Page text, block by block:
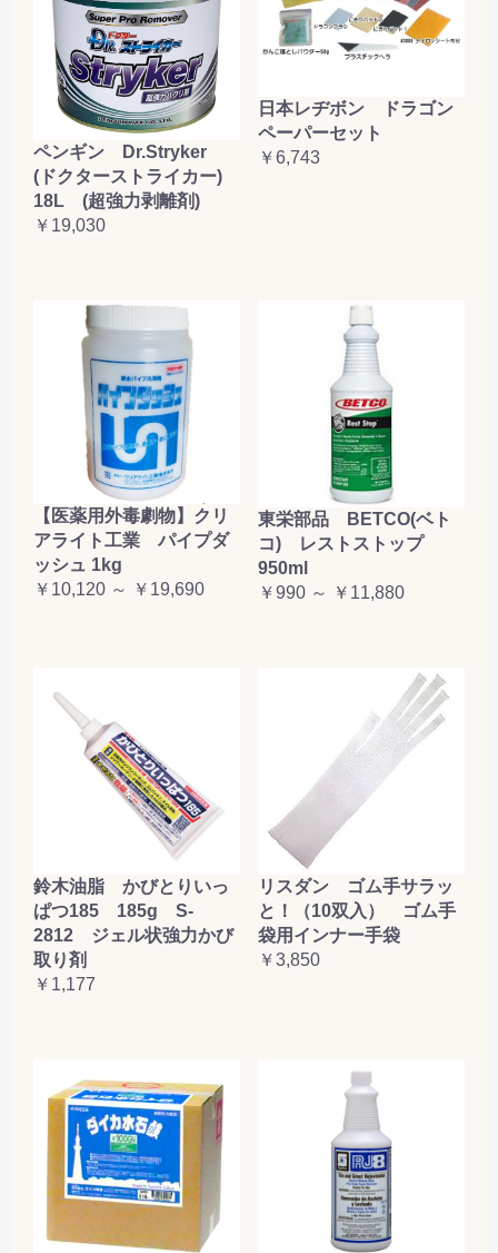
ペンギン Dr.Stryker
(ドクターストライカー)
18L (超強力剥離剤)
￥19,030
日本レヂボン ドラゴン
ペーパーセット
￥6,743
【医薬用外毒劇物】クリ
アライト工業 パイプダ
ッシュ 1kg
￥10,120 ～ ￥19,690
東栄部品 BETCO(ベト
コ) レストストップ
950ml
￥990 ～ ￥11,880
鈴木油脂 かびとりいっ
ぱつ185 185g S-
2812 ジェル状強力かび
取り剤
￥1,177
リスダン ゴム手サラッ
と！（10双入） ゴム手
袋用インナー手袋
￥3,850